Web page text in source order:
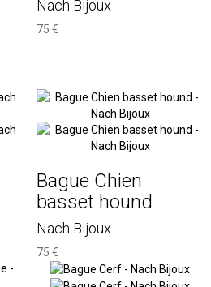
Nach Bijoux
75 €
Bague Chien
basset hound
Nach Bijoux
75 €